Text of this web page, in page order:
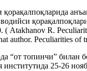
( Atakhanov R.
author. Peculiarities
“от топинчи” билан
25-26